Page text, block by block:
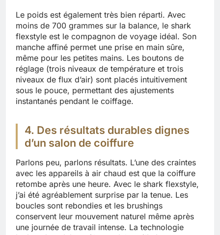
Le poids est également très bien réparti. Avec
moins de 700 grammes sur la balance, le shark
flexstyle est le compagnon de voyage idéal. Son
manche affiné permet une prise en main sûre,
même pour les petites mains. Les boutons de
réglage (trois niveaux de température et trois
niveaux de flux d’air) sont placés intuitivement
sous le pouce, permettant des ajustements
instantanés pendant le coiffage.
4. Des résultats durables dignes
d’un salon de coiffure
Parlons peu, parlons résultats. L’une des craintes
avec les appareils à air chaud est que la coiffure
retombe après une heure. Avec le shark flexstyle,
j’ai été agréablement surprise par la tenue. Les
boucles sont rebondies et les brushings
conservent leur mouvement naturel même après
une journée de travail intense. La technologie